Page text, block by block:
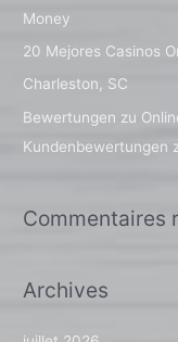
e
r
:
Money
20 Mejores Casinos
Charleston, SC
Bewertungen zu
Kundenbewertungen
Commentaires
Archives